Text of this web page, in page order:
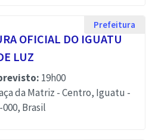
OFICIAL DO IGUATU
LUZ
19h00
da Matriz - Centro, Iguatu -
000, Brasil
Prefeitura